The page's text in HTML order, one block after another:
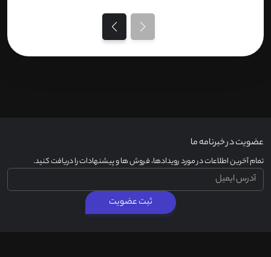
عضویت در خبرنامه ما
تمام آخرین اطلاعات در مورد رویدادها، فروش ها و پیشنهادات را دریافت کنید.
ثبت عضویت